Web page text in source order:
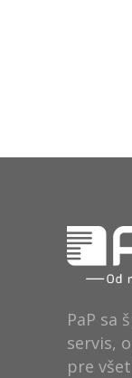
PaP sa
servis,
pre